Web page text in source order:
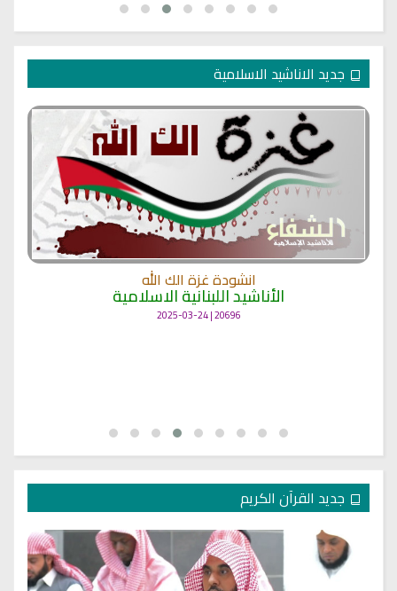
جديد الاناشيد الاسلامية
انشودة غزة الك الله
الأناشيد اللبنانية الاسلامية
20696 | 2025-03-24
جديد القرآن الكريم